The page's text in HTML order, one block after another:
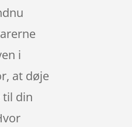
i
at døje
til din